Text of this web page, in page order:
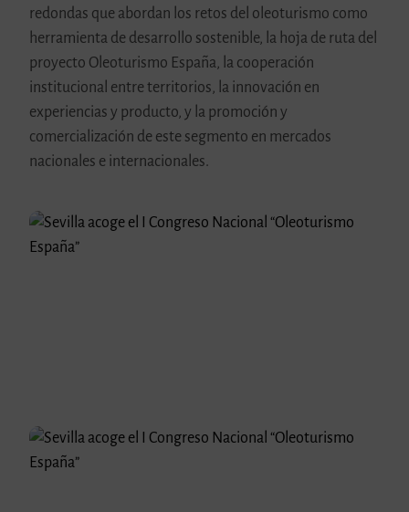
redondas que abordan los retos del oleoturismo como
herramienta de desarrollo sostenible, la hoja de ruta del
proyecto Oleoturismo España, la cooperación
institucional entre territorios, la innovación en
experiencias y producto, y la promoción y
comercialización de este segmento en mercados
nacionales e internacionales.